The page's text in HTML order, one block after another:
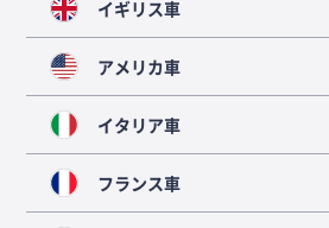
イギリス車
アメリカ車
イタリア車
フランス車